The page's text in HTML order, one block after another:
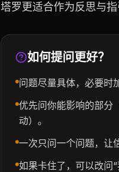
塔罗更适合作为反思与
如何提问更好？
问题尽量具体，必要时
优先问你能影响的部分
动）。
一次只问一个问题，让
如果卡住了，可以改问